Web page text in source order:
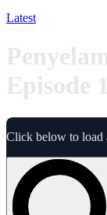
Latest
Episode 1
Click below to load